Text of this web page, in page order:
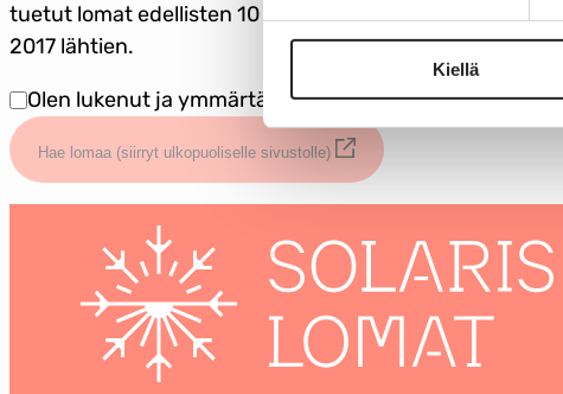
Kiellä
tuetut lomat edellisten 10 vuoden ajalta. Vuoden 2026
2017 lähtien.
Olen lukenut ja ymmärtänyt yllä olevat ohjeet
Hae lomaa (siirryt ulkopuoliselle sivustolle)